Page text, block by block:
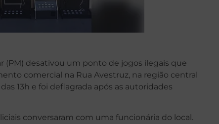
(PM) desativou um ponto de jogos ilegais que
comercial na Rua Avestruz, na região central
13h e foi deflagrada após as autoridades
conversaram com uma funcionária do local.